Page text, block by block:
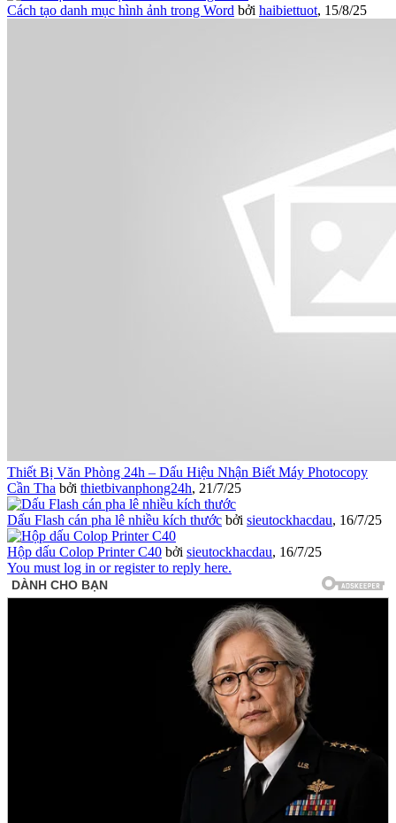
Cách tạo danh mục hình ảnh trong Word bởi haibiettuot, 15/8/25
Thiết Bị Văn Phòng 24h – Dấu Hiệu Nhận Biết Máy Photocopy
Cần Tha bởi thietbivanphong24h, 21/7/25
Dấu Flash cán pha lê nhiều kích thước bởi sieutockhacdau, 16/7/25
Hộp dấu Colop Printer C40 bởi sieutockhacdau, 16/7/25
You must log in or register to reply here.